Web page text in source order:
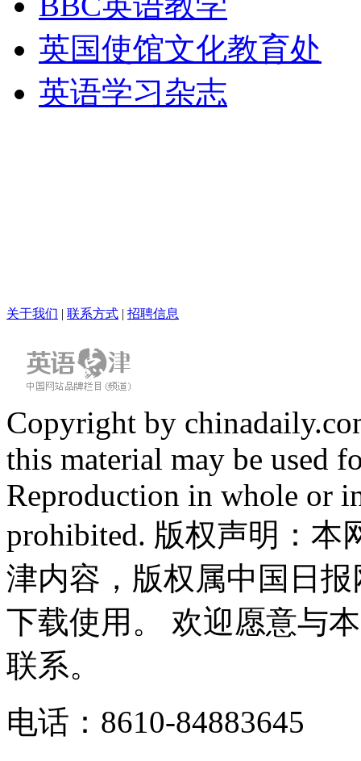
英国使馆文化教育处
英语学习杂志
关于我们 | 联系方式 | 招聘信息
Copyright by
this material may be used
Reproduction in whole or
prohibited. 版权声明：
津内容，版权属中国日
下载使用。 欢迎愿意与
联系。
电话：8610-84883645